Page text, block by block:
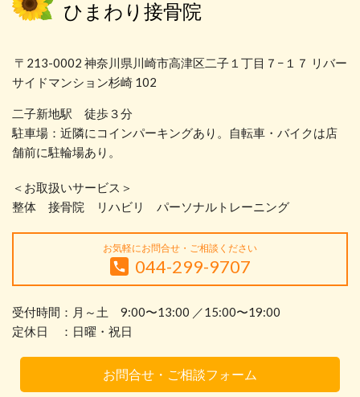
ひまわり接骨院
〒213-0002 神奈川県川崎市高津区二子１丁目７−１７ リバー
サイドマンション杉崎 102
二子新地駅 徒歩３分
駐車場：近隣にコインパーキングあり。自転車・バイクは店
舗前に駐輪場あり。
＜お取扱いサービス＞
整体 接骨院 リハビリ パーソナルトレーニング
お気軽にお問合せ・ご相談ください
044-299-9707
受付時間：月～土 9:00〜13:00 ／15:00〜19:00
定休日 ：日曜・祝日
お問合せ・ご相談フォーム